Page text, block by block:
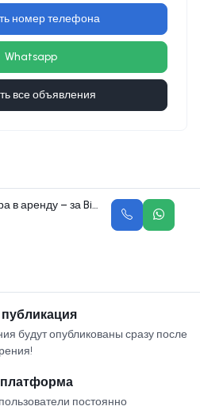
номер телефона
Whatsapp
все объявления
Новая 2+1 квартира в аренду – за Biçentürk, Гёньели
будут опубликованы сразу после
платформа
постоянно